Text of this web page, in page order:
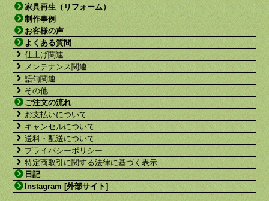
家具再生（リフォーム）
制作事例
お客様の声
よくある質問
仕上げ関連
メンテナンス関連
語句関連
その他
ご注文の流れ
お支払いについて
キャンセルについて
送料・配送について
プライバシーポリシー
特定商取引に関する法律に基づく表示
日記
Instagram [外部サイト]